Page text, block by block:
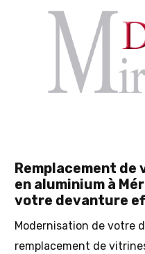
Remplacement
en aluminium à
votre devanture
Modernisation de votre
remplacement de